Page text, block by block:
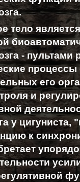
тело
-
его
и
у
к